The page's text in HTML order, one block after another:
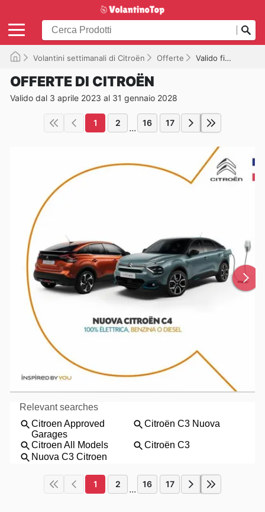
Volantini settimanali di Citroën Offerte Valido fino al 31/01/2028
OFFERTE DI CITROËN
Valido dal 3 aprile 2023 al 31 gennaio 2028
1 2 ... 16 17
1 2 ... 16 17